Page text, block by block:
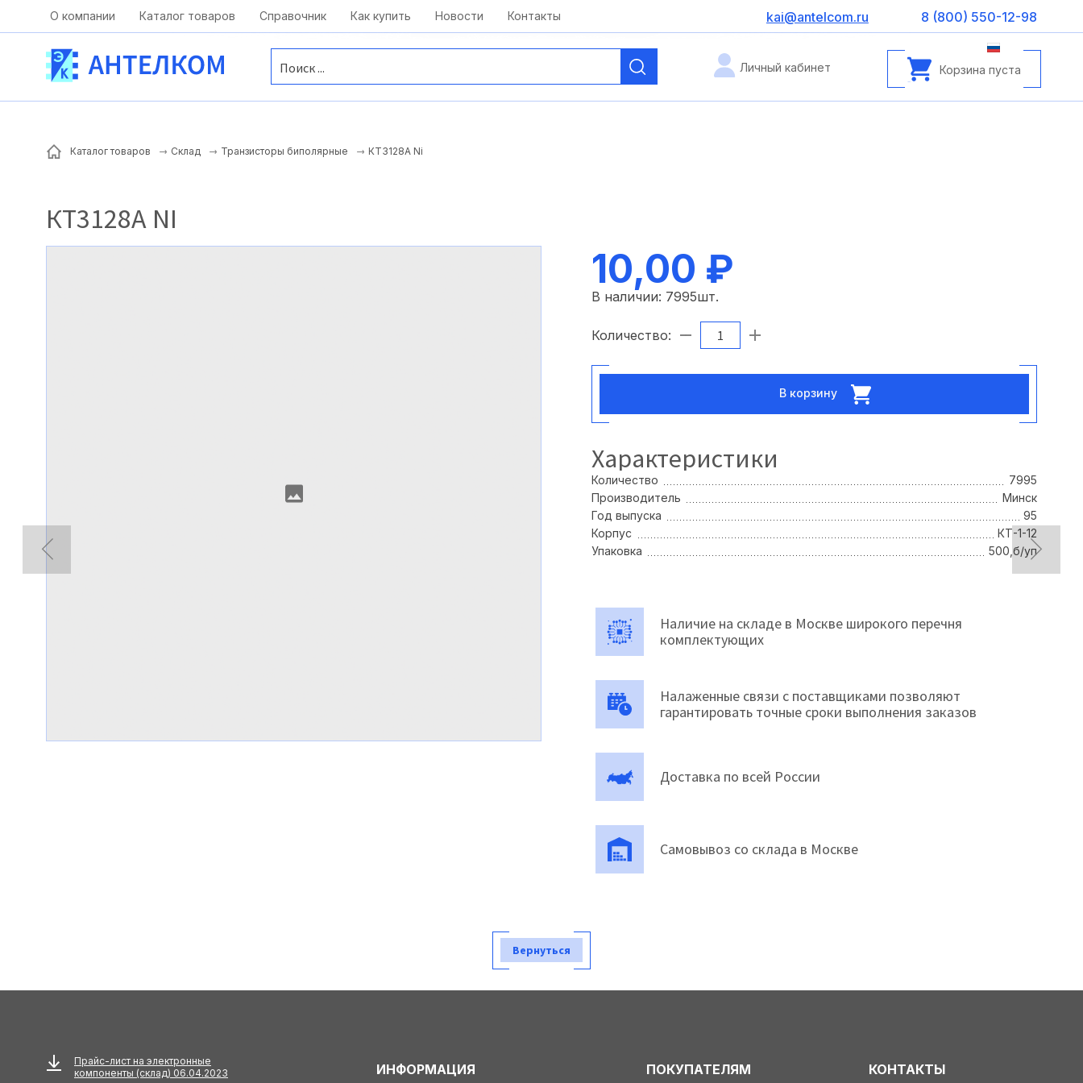
kai@antelcom.ru
Москва, ул. Московская, д.1 офис 1 c 08:00 до 20:00
О компании Каталог товаров Справочник Как купить Новости Контакты 8 (800) 550-12-98
kai@antelcom.ru
Корзина пуста
Личный кабинет
Каталог товаров Склад Транзисторы биполярные КТ3128А Ni
КТ3128А NI
10,00 ₽
В наличии: 7995шт.
Количество:
В корзину
Характеристики
Количество
7995
Производитель
Минск
Год выпуска
95
Корпус
КТ-1-12
Упаковка
500,б/уп
Наличие на складе в Москве широкого перечня
комплектующих
Налаженные связи с поставщиками позволяют
гарантировать точные сроки выполнения заказов
Доставка по всей России
Самовывоз со склада в Москве
Вернуться
Прайс-лист на электронные
компоненты (склад) 06.04.2023
ИНФОРМАЦИЯ ПОКУПАТЕЛЯМ КОНТАКТЫ